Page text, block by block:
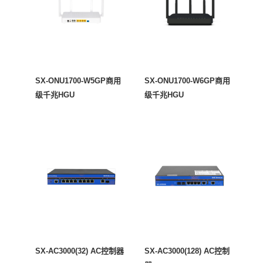
SX-ONU1700-W5GP商用
级千兆HGU
SX-ONU1700-W6GP商用
级千兆HGU
SX-AC3000(32) AC控制器
SX-AC3000(128) AC控制